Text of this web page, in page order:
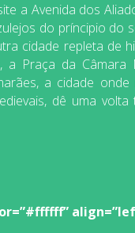
a Avenida dos
do príncipio do
cidade repleta de
a Praça da
a cidade
dê uma